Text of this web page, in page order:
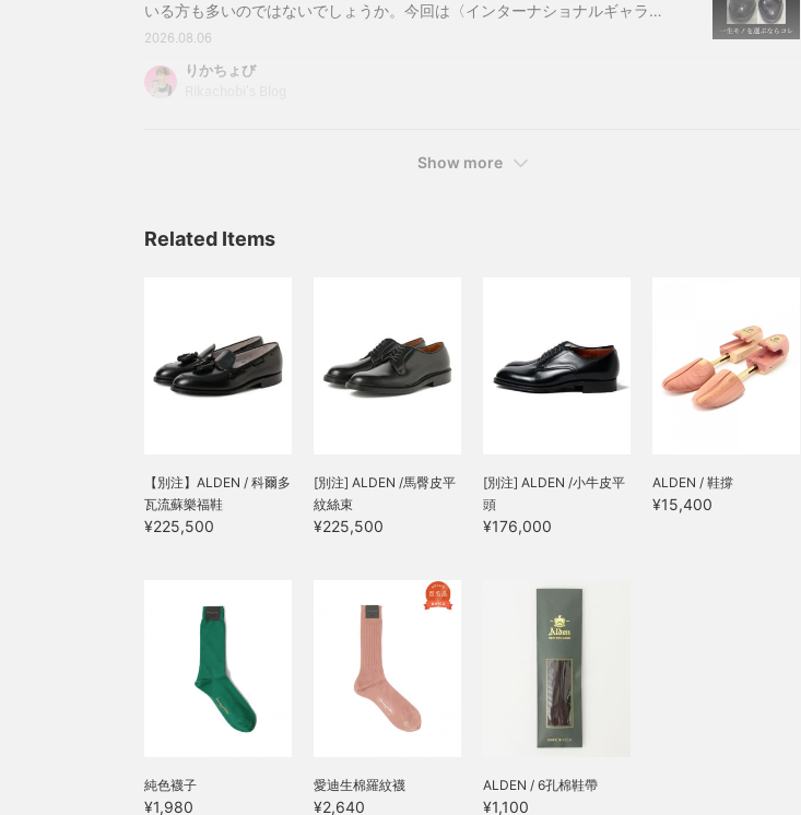
いる方も多いのではないでしょうか。今回は〈インターナショナルギャラリ
ー ビームス〉で展開している人気の別注モデル、「オールデン カーフ Vチ
ップ」と「オールデン コードバン タッセルローファー」を比較しながらご
紹介します。〈ALDEN〉と言えば、アメリカ老舗のシューズメーカーで、シ
2026.08.06
りかちょび
Show more
Related Items
【別注】ALDEN / 科爾多
瓦流蘇樂福鞋
¥225,500
[別注] ALDEN /馬臀皮平
紋絲束
¥225,500
[別注] ALDEN /小牛皮平
頭
¥176,000
ALDEN / 鞋撐
¥15,400
純色襪子
¥1,980
愛迪生棉羅紋襪
¥2,640
ALDEN / 6孔棉鞋帶
¥1,100